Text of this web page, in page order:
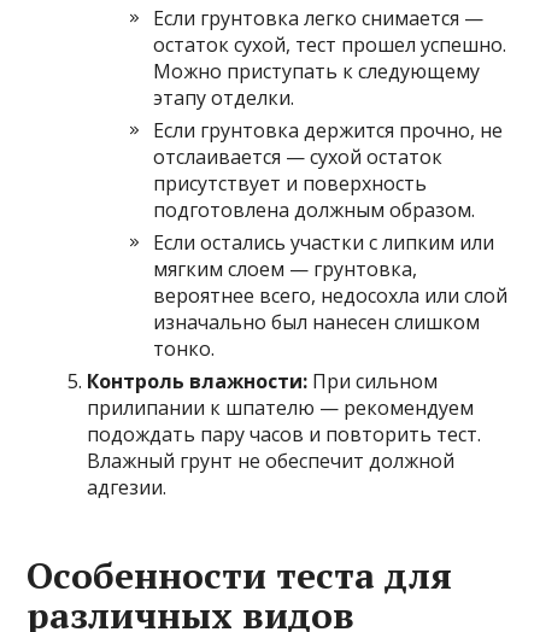
Если грунтовка легко снимается —
остаток сухой, тест прошел успешно.
Можно приступать к следующему
этапу отделки.
Если грунтовка держится прочно, не
отслаивается — сухой остаток
присутствует и поверхность
подготовлена должным образом.
Если остались участки с липким или
мягким слоем — грунтовка,
вероятнее всего, недосохла или слой
изначально был нанесен слишком
тонко.
Контроль влажности: При сильном
прилипании к шпателю — рекомендуем
подождать пару часов и повторить тест.
Влажный грунт не обеспечит должной
адгезии.
Особенности теста для
различных видов